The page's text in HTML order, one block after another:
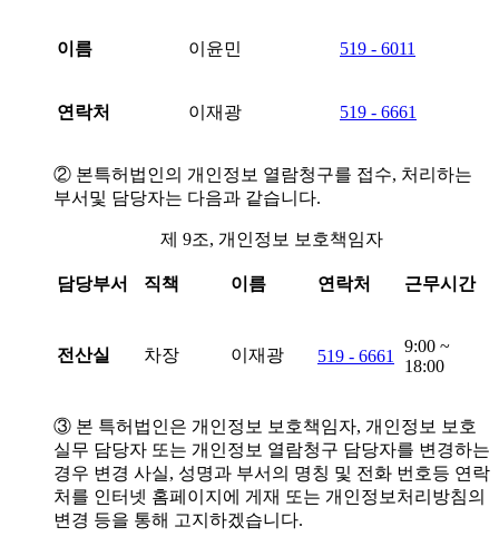
이름 이윤민 519 - 6011
연락처 이재광 519 - 6661
② 본특허법인의 개인정보 열람청구를 접수, 처리하는
부서및 담당자는 다음과 같습니다.
제 9조, 개인정보 보호책임자
담당부서 직책 이름 연락처 근무시간
전산실 차장 이재광 519 - 6661
9:00 ~
18:00
③ 본 특허법인은 개인정보 보호책임자, 개인정보 보호
실무 담당자 또는 개인정보 열람청구 담당자를 변경하는
경우 변경 사실, 성명과 부서의 명칭 및 전화 번호등 연락
처를 인터넷 홈페이지에 게재 또는 개인정보처리방침의
변경 등을 통해 고지하겠습니다.